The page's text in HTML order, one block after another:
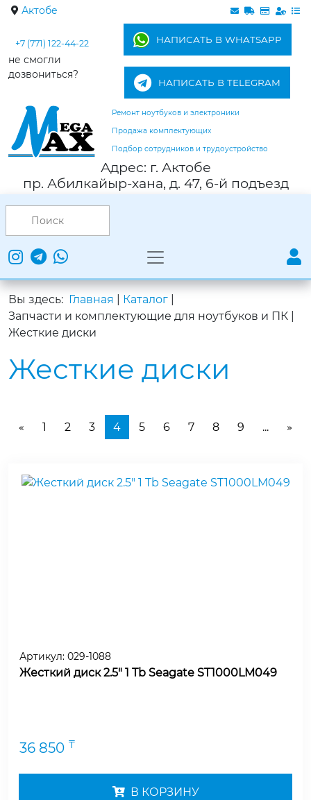
Актобе
+7 (771) 122-44-22
не смогли
дозвониться?
НАПИСАТЬ В WHATSAPP
НАПИСАТЬ В TELEGRAM
Ремонт ноутбуков и электроники
Продажа комплектующих
Подбор сотрудников и трудоустройство
Адрес: г. Актобе
пр. Абилкайыр-хана, д. 47, 6-й подъезд
Вы здесь: Главная Каталог
Запчасти и комплектующие для ноутбуков и ПК
Жесткие диски
Жесткие диски
« 1 2 3 4 5 6 7 8 9 ... »
Артикул: 029-1088
Жесткий диск 2.5" 1 Tb Seagate ST1000LM049
36 850 ₸
В КОРЗИНУ